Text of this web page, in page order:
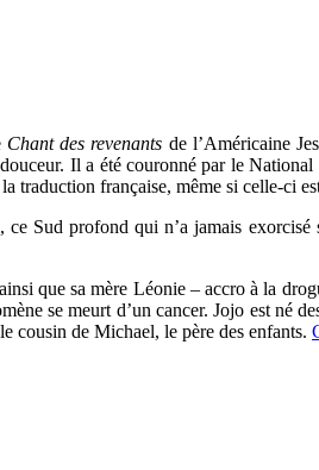
Chant des revenants de l’Américaine
. Il a été couronné par le
traduction française, même si celle-ci
Sud profond qui n’a jamais
que sa mère Léonie –accro à la
se meurt d’un cancer. Jojo est né
cousin de Michael, le père des enfants.